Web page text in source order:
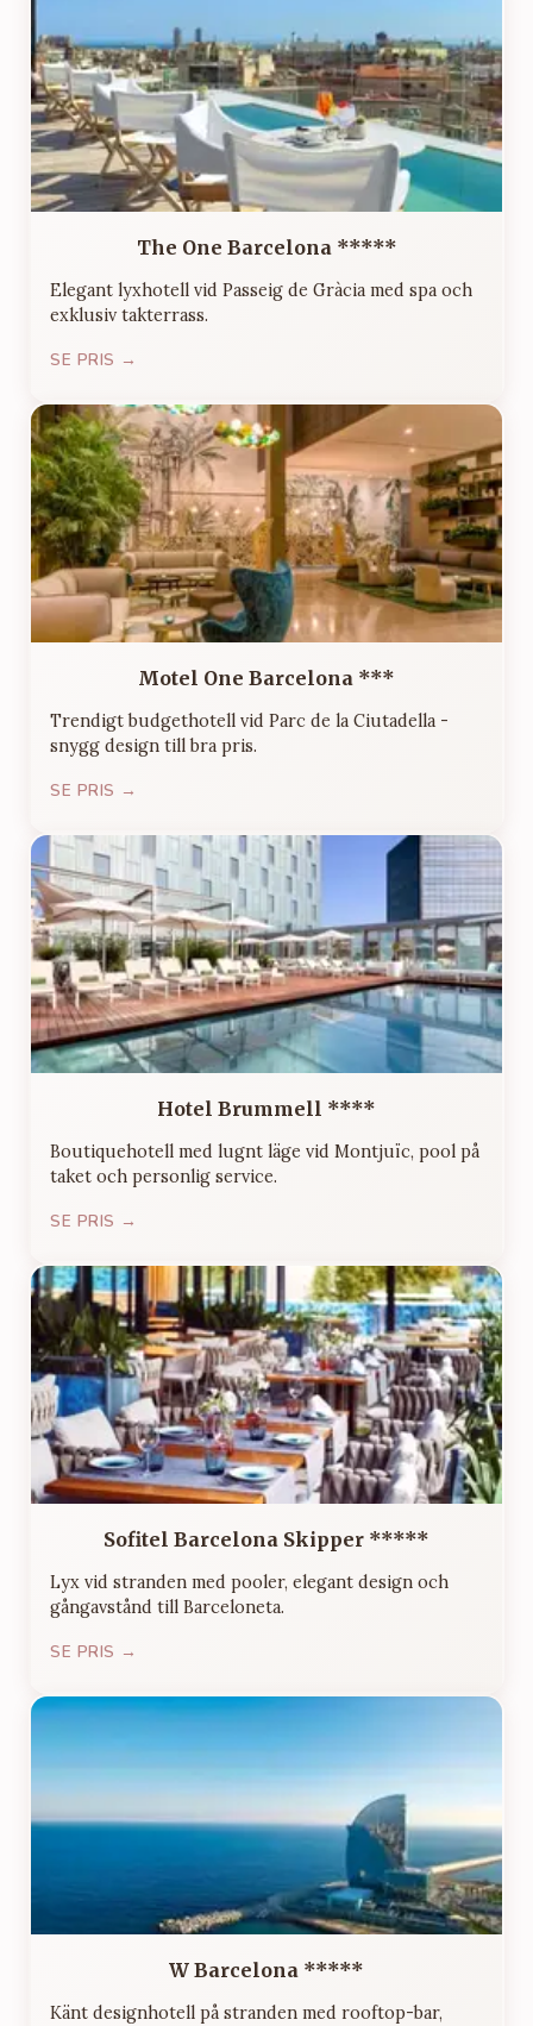
The One Barcelona *****
Elegant lyxhotell vid Passeig de Gràcia med spa och
exklusiv takterrass.
SE PRIS →
Motel One Barcelona ***
Trendigt budgethotell vid Parc de la Ciutadella -
snygg design till bra pris.
SE PRIS →
Hotel Brummell ****
Boutiquehotell med lugnt läge vid Montjuïc, pool på
taket och personlig service.
SE PRIS →
Sofitel Barcelona Skipper *****
Lyx vid stranden med pooler, elegant design och
gångavstånd till Barceloneta.
SE PRIS →
W Barcelona *****
Känt designhotell på stranden med rooftop-bar,